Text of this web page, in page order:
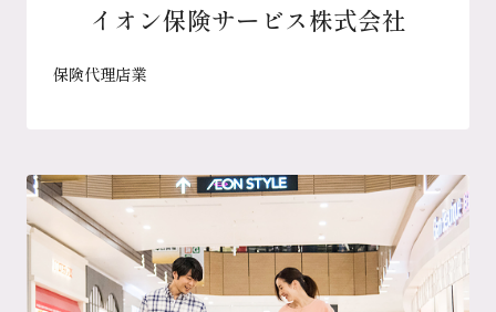
イオン保険サービス株式会社
保険代理店業